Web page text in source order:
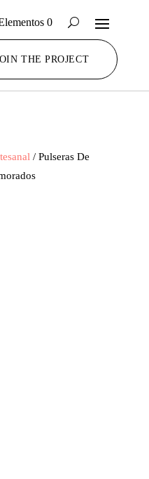
0
THE PROJECT
/ Pulseras De